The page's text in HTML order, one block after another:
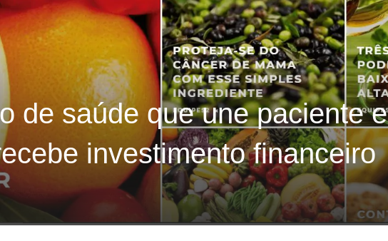
de saúde que une paciente e
investimento financeiro